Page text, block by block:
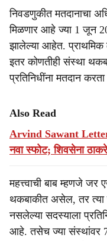
निवडणुकीत मतदानाचा
मिळणार आहे ज्या 1 जून
झालेल्या आहेत. प्राथमिक
इतर कोणतीही संस्था
प्रतिनिधींना मतदान करता
Also Read
Arvind Sawant Letter
नवा स्फोट; शिवसेना
महत्त्वाची बाब म्हणजे जर
थकबाकीत असेल, तर त्या
नसलेल्या सदस्याला
आहे. तसेच ज्या